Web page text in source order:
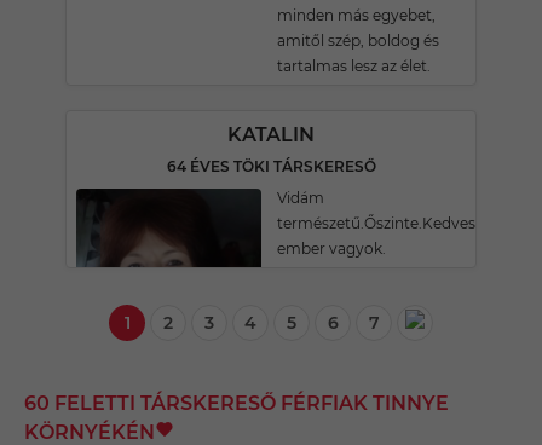
minden más egyebet,
amitől szép, boldog és
tartalmas lesz az élet.
KATALIN
64 ÉVES TÖKI TÁRSKERESŐ
Vidám
természetű.Őszinte.Kedves
ember vagyok.
1 2 3 4 5 6 7
60 FELETTI TÁRSKERESŐ FÉRFIAK TINNYE
KÖRNYÉKÉN